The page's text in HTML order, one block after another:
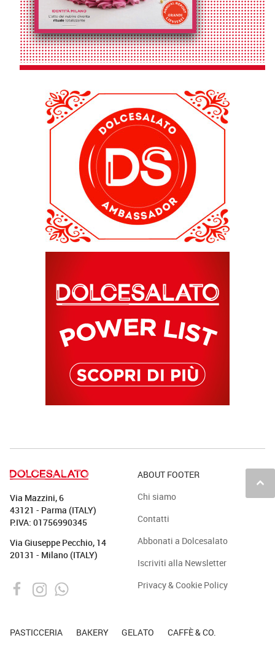
keyboard_arrow_up
Via Mazzini, 6
43121 - Parma (ITALY)
P.IVA: 01756990345
Via Giuseppe Pecchio, 14
20131 - Milano (ITALY)
ABOUT FOOTER
Chi siamo
Contatti
Abbonati a Dolcesalato
Iscriviti alla Newsletter
Privacy & Cookie Policy
PASTICCERIA BAKERY GELATO CAFFÈ & CO.